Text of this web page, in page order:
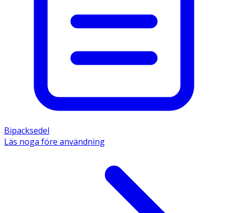
Bipacksedel
Läs noga före användning